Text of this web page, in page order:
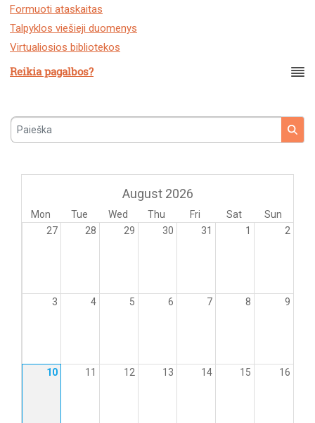
Formuoti ataskaitas
Talpyklos viešieji duomenys
Virtualiosios bibliotekos
Reikia pagalbos?
Paieška
August 2026
Mon Tue Wed Thu Fri Sat
Sun
27
28 29 30 31 1 2
3 4 5 6 7 8 9
10 11 12 13 14 15 16